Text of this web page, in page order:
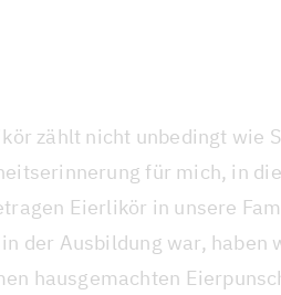
zählt nicht unbedingt wie
für mich, in
Eierlikör in unsere
der Ausbildung war,
hausgemachten